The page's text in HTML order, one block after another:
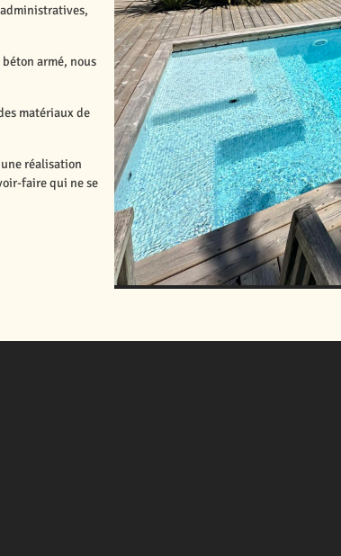
armé, nous
matériaux de
une réalisation
faire qui ne se